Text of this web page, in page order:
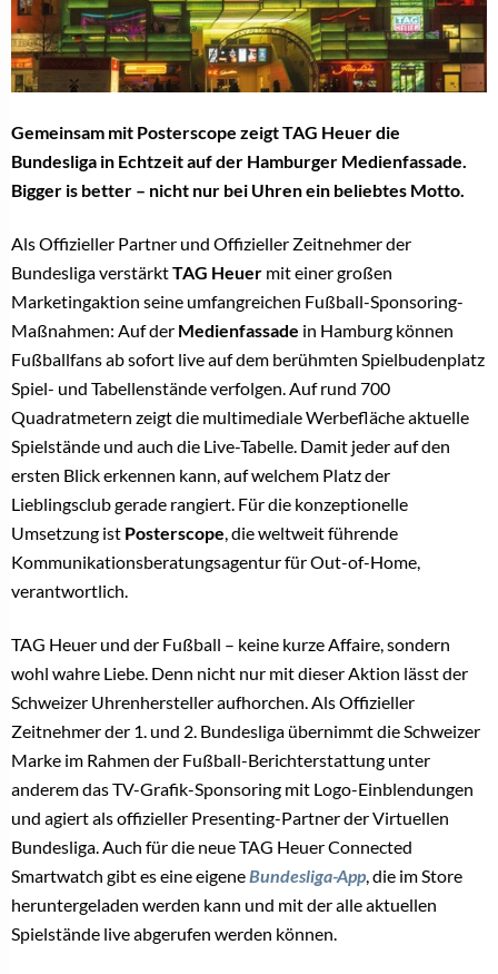
Gemeinsam mit Posterscope zeigt TAG Heuer die
Bundesliga in Echtzeit auf der Hamburger Medienfassade.
Bigger is better – nicht nur bei Uhren ein beliebtes Motto.
Als Offizieller Partner und Offizieller Zeitnehmer der
Bundesliga verstärktTAG Heuer mit einer großen
Marketingaktion seine umfangreichen Fußball-Sponsoring-
Maßnahmen: Auf der Medienfassade in Hamburg können
Fußballfans ab sofort live auf dem berühmten Spielbudenplatz
Spiel- und Tabellenstände verfolgen. Auf rund 700
Quadratmetern zeigt die multimediale Werbefläche aktuelle
Spielstände und auch die Live-Tabelle. Damit jeder auf den
ersten Blick erkennen kann, auf welchem Platz der
Lieblingsclub gerade rangiert. Für die konzeptionelle
Umsetzung ist Posterscope , die weltweit führende
Kommunikationsberatungsagentur für Out-of-Home,
verantwortlich.
TAG Heuer und der Fußball – keine kurze Affaire, sondern
wohl wahre Liebe. Denn nicht nur mit dieser Aktion lässt der
Schweizer Uhrenhersteller aufhorchen. Als Offizieller
Zeitnehmer der 1. und 2. Bundesliga übernimmt die Schweizer
Marke im Rahmen der Fußball-Berichterstattung unter
anderem das TV-Grafik-Sponsoring mit Logo-Einblendungen
und agiert als offizieller Presenting-Partner der Virtuellen
Bundesliga. Auch für die neue TAG Heuer Connected
Smartwatch gibt es eine eigene Bundesliga-App, die im Store
heruntergeladen werden kann und mit der alle aktuellen
Spielstände live abgerufen werden können.